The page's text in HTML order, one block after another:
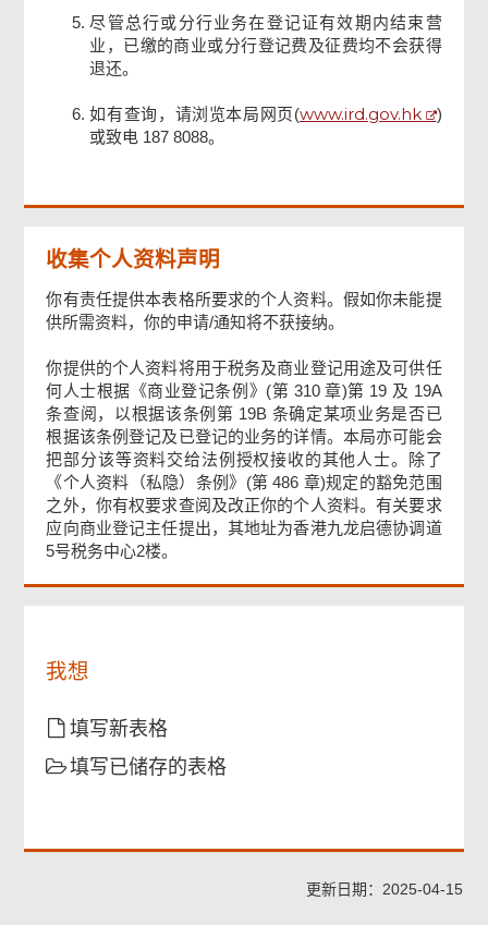
尽管总行或分行业务在登记证有效期内结束营
业，已缴的商业或分行登记费及征费均不会获得
退还。
如有查询，请浏览本局网页(www.ird.gov.hk
)
或致电 187 8088。
收集个人资料声明
你有责任提供本表格所要求的个人资料。假如你未能提
供所需资料，你的申请/通知将不获接纳。
你提供的个人资料将用于税务及商业登记用途及可供任
何人士根据《商业登记条例》(第 310 章)第 19 及 19A
条查阅，以根据该条例第 19B 条确定某项业务是否已
根据该条例登记及已登记的业务的详情。本局亦可能会
把部分该等资料交给法例授权接收的其他人士。除了
《个人资料（私隐）条例》(第 486 章)规定的豁免范围
之外，你有权要求查阅及改正你的个人资料。有关要求
应向商业登记主任提出，其地址为香港九龙启德协调道
5号税务中心2楼。
我想
填写新表格
填写已储存的表格
更新日期：2025-04-15